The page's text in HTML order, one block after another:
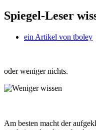
Spiegel-Leser
ein Artikel von tboley
oder weniger nichts.
Am besten macht der